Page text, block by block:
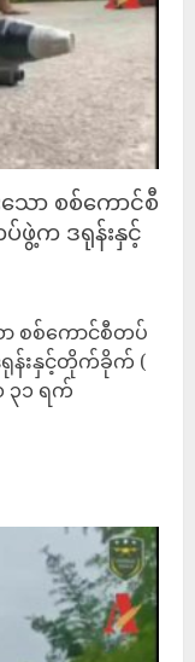
သော စစ်ကောင်စီ
ပ်ဖွဲ့က ဒရုန်းနှင့်
ာ စစ်ကောင်စီတပ်
ရုန်းနှင့်တိုက်ခိုက် (
၃၁ ရက်